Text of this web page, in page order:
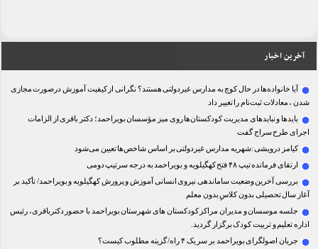
آخرین اخبار
آیا خانواده‌ها در حال کوچ به مدارس غیردولتی هستند؟ نگرانی از کیفیت آموزش درصورت مجازی
شدن ، معادلات ثبت‌نام را تغییر داد
بایدها و نبایدهای مدیریت کودکستان‌ها روی میز مؤسسان بویراحمد؛ دکتر باقری از الزامات
اجرای طرح سراج گفت
کیامز درویشی :شهریه مدارس غیردولتی بر اساس شاخص‌ها تعیین می‌شود
ارتقای فرمانده تیپ ۴۸ فتح کهگیلویه و بویراحمد به درجه سرتیپ دومی
بررسی آخرین وضعیت ساماندهی نیروی انسانی آموزش و پرورش کهگیلویه و بویراحمد/ تأکید بر
آغاز سال تحصیلی بدون کلاسِ بدون معلم
جلسه موسسان و مدیران مراکز کودکستان های شهرستان بویراحمد با حضور دکترباقری، رئیس
اداره تعلیم و تربیت کودک برگزار گردید.
جریان اصولگرای بویراحمد بر سر یک ۴ راه/ گزینه مطلوب کیست؟